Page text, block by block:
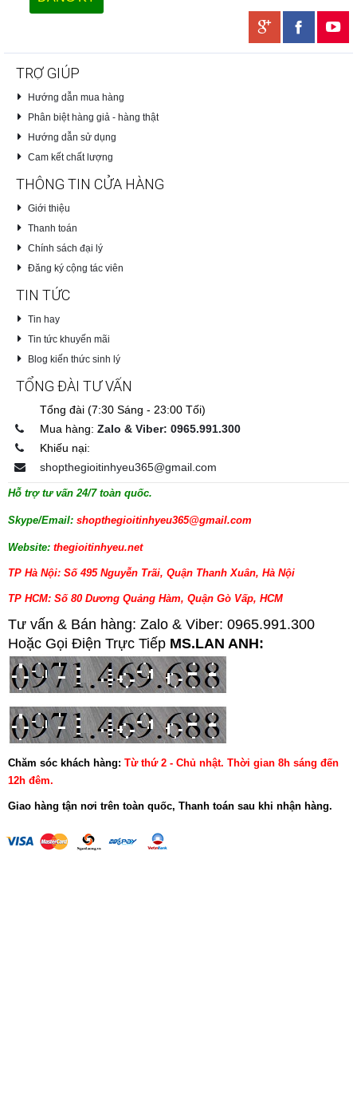
TRỢ GIÚP
Hướng dẫn mua hàng
Phân biệt hàng giả - hàng thật
Hướng dẫn sử dụng
Cam kết chất lượng
THÔNG TIN CỬA HÀNG
Giới thiệu
Thanh toán
Chính sách đại lý
Đăng ký cộng tác viên
TIN TỨC
Tin hay
Tin tức khuyến mãi
Blog kiến thức sinh lý
TỔNG ĐÀI TƯ VẤN
Tổng đài (7:30 Sáng - 23:00 Tối)
Mua hàng: Zalo & Viber: 0965.991.300
Khiếu nại:
shopthegioitinhyeu365@gmail.com
Hỗ trợ tư vấn 24/7 toàn quốc.
Skype/Email: shopthegioitinhyeu365@gmail.com
Website: thegioitinhyeu.net
TP Hà Nội: Số 495 Nguyễn Trãi, Quận Thanh Xuân, Hà Nội
TP HCM: Số 80 Dương Quảng Hàm, Quận Gò Vấp, HCM
Tư vấn & Bán hàng: Zalo & Viber: 0965.991.300
Hoặc Gọi Điện Trực Tiếp MS.LAN ANH:
Chăm sóc khách hàng: Từ thứ 2 - Chủ nhật. Thời gian 8h sáng đến
12h đêm.
Giao hàng tận nơi trên toàn quốc, Thanh toán sau khi nhận hàng.